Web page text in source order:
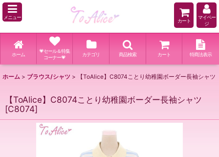
メニュー
カート
マイペー
ジ
ホーム
💗セール＆特集
コーナー💗
カテゴリ 商品検索 カート 特商法表示
ホーム > ブラウス/シャツ > 【ToAlice】C8074ことり幼稚園ボーダー長袖シャツ
【ToAlice】C8074ことり幼稚園ボーダー長袖シャツ
[C8074]